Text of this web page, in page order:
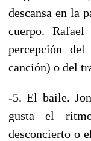
descansa en la
cuerpo.
percepción
canción) o del
-5. El baile.
gusta el
desconcierto o